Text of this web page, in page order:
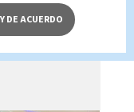
Paula
DE ACUERDO